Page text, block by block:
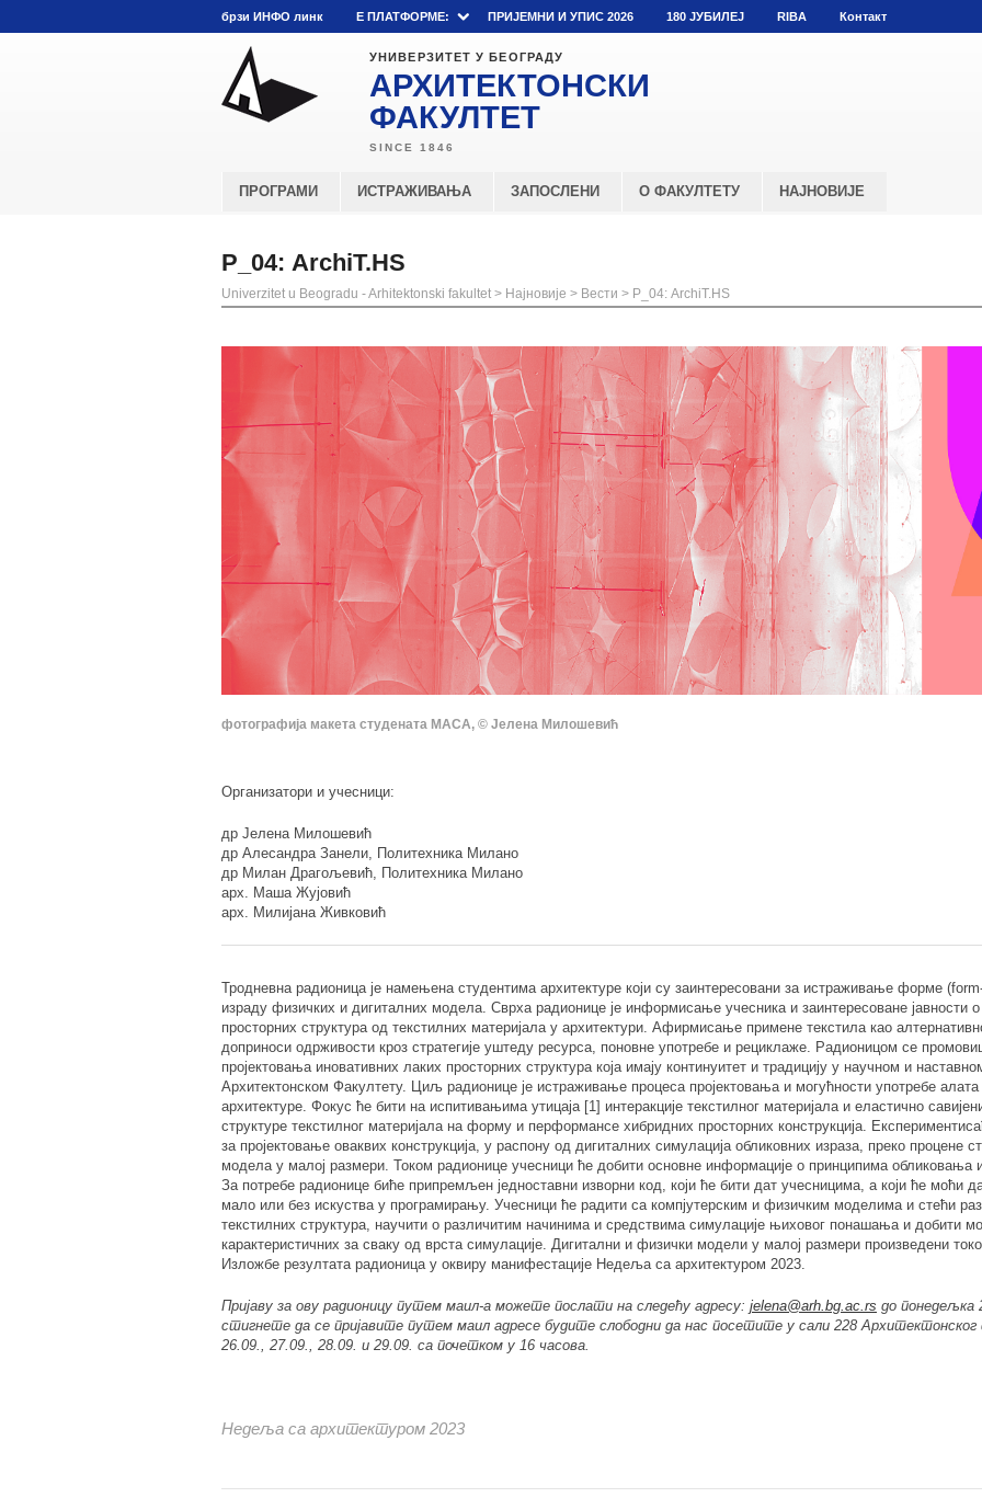
брзи ИНФО линк E ПЛАТФОРМЕ: ПРИЈЕМНИ И УПИС 2026 180 ЈУБИЛЕЈ RIBA Контакт
УНИВЕРЗИТЕТ У БЕОГРАДУ
АРХИТЕКТОНСКИ
ФАКУЛТЕТ
ПРОГРАМИ ИСТРАЖИВАЊА ЗАПОСЛЕНИ О ФАКУЛТЕТУ НАЈНОВИЈЕ
Р_04: ArchiT.HS
Univerzitet u Beogradu - Arhitektonski fakultet > Најновије > Вести > Р_04: ArchiT.HS
фотографија макета студената МАСА, © Јелена Милошевић
Организатори и учесници:
др Јелена Милошевић
др Алесандра Занели, Политехника Милано
др Милан Драгољевић, Политехника Милано
арх. Маша Жујовић
арх. Милијана Живковић
Тродневна радионица је намењена студентима архитектуре који су заинтересовани за истраживање форме (
израду физичких и дигиталних модела. Сврха радионице је информисање учесника и заинтересоване јавности
просторних структура од текстилних материјала у архитектури. Афирмисање примене текстила као
доприноси одрживости кроз стратегије уштеду ресурса, поновне употребе и рециклаже. Радионицом се
пројектовања иновативних лаких просторних структура која имају континуитет и традицију у научном и
Архитектонском Факултету. Циљ радионице је истраживање процеса пројектовања и могућности употребе алата
архитектуре. Фокус ће бити на испитивањима утицаја [1] интеракције текстилног материјала и еластично
структуре текстилног материјала на форму и перформансе хибридних просторних конструкција.
за пројектовање оваквих конструкција, у распону од дигиталних симулација обликовних израза, преко процене
модела у малој размери. Током радионице учесници ће добити основне информације о принципима обликовања
За потребе радионице биће припремљен једноставни изворни код, који ће бити дат учесницима, а који ће моћи
мало или без искуства у програмирању. Учесници ће радити са компјутерским и физичким моделима и стећи
текстилних структура, научити о различитим начинима и средствима симулације њиховог понашања и добити
карактеристичних за сваку од врста симулације. Дигитални и физички модели у малој размери произведени
Изложбе резултата радионица у оквиру манифестације Недеља са архитектуром 2023.
Пријаву за ову радионицу путем маил-а можете послати на следећу адресу: jelena@arh.bg.ac.rs до понедељка
стигнете да се пријавите путем маил адресе будите слободни да нас посетите у сали 228
26.09., 27.09., 28.09. и 29.09. са почетком у 16 часова.
Недеља са архитектуром 2023